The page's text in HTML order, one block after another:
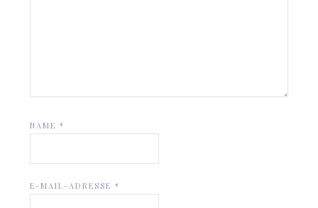
NAME*
E-MAIL-ADRESSE*